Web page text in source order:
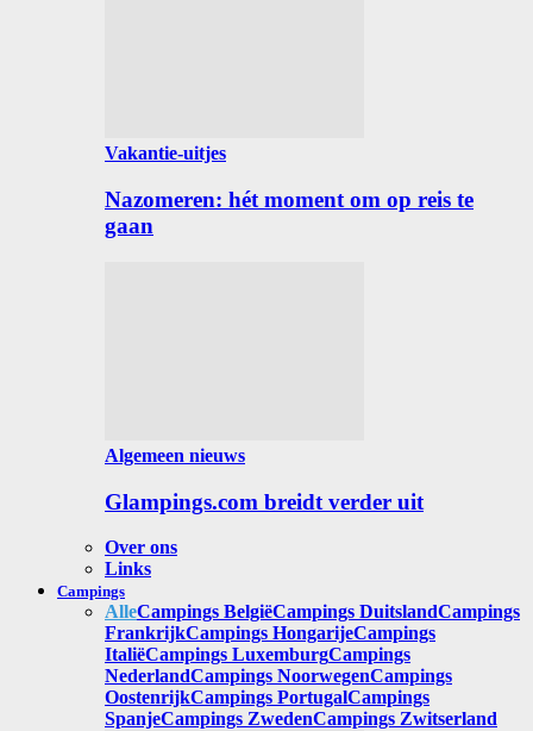
Vakantie-uitjes
Nazomeren: hét moment om op reis te
gaan
Algemeen nieuws
Glampings.com breidt verder uit
Over ons
Links
Campings
AlleCampings BelgiëCampings DuitslandCampings
FrankrijkCampings HongarijeCampings
ItaliëCampings LuxemburgCampings
NederlandCampings NoorwegenCampings
OostenrijkCampings PortugalCampings
SpanjeCampings ZwedenCampings Zwitserland